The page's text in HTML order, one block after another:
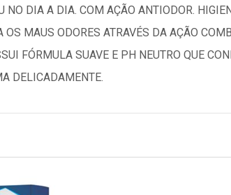
DIA A DIA. COM AÇÃO ANTIODOR.
MAUS ODORES ATRAVÉS DA AÇÃO
FÓRMULA SUAVE E PH NEUTRO QUE
DELICADAMENTE.